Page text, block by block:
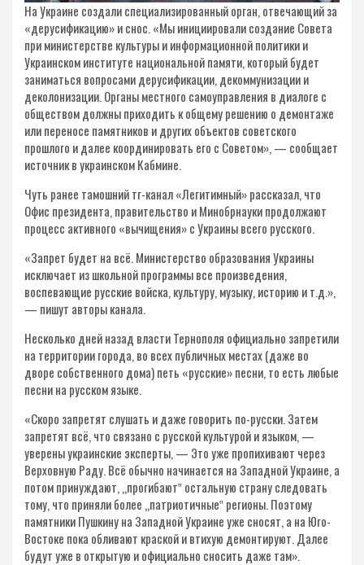
На Украине создали специализированный орган, отвечающий за
«дерусификацию» и снос. «Мы инициировали создание Совета
при министерстве культуры и информационной политики и
Украинском институте национальной памяти, который будет
заниматься вопросами дерусификации, декоммунизации и
деколонизации. Органы местного самоуправления в диалоге с
обществом должны приходить к общему решению о демонтаже
или переносе памятников и других объектов советского
прошлого и далее координировать его с Советом», — сообщает
источник в украинском Кабмине.
Чуть ранее тамошний тг-канал «Легитимный» рассказал, что
Офис президента, правительство и Минобрнауки продолжают
процесс активного «вычищения» с Украины всего русского.
«Запрет будет на всё. Министерство образования Украины
исключает из школьной программы все произведения,
воспевающие русские войска, культуру, музыку, историю и т.д.»,
— пишут авторы канала.
Несколько дней назад власти Тернополя официально запретили
на территории города, во всех публичных местах (даже во
дворе собственного дома) петь «русские» песни, то есть любые
песни на русском языке.
«Скоро запретят слушать и даже говорить по-русски. Затем
запретят всё, что связано с русской культурой и языком, —
уверены украинские эксперты, — Это уже пропихивают через
Верховную Раду. Всё обычно начинается на Западной Украине, а
потом принуждают, „прогибают‟ остальную страну следовать
тому, что приняли более „патриотичные‟ регионы. Поэтому
памятники Пушкину на Западной Украине уже сносят, а на Юго-
Востоке пока обливают краской и втихую демонтируют. Далее
будут уже в открытую и официально сносить даже там».